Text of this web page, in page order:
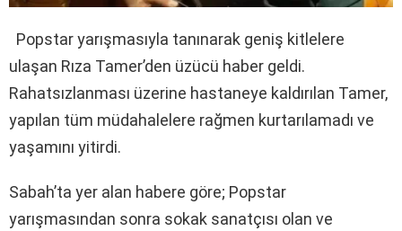
Popstar yarışmasıyla tanınarak geniş kitlelere
ulaşan Rıza Tamer’den üzücü haber geldi.
Rahatsızlanması üzerine hastaneye kaldırılan Tamer,
yapılan tüm müdahalelere rağmen kurtarılamadı ve
yaşamını yitirdi.
Sabah’ta yer alan habere göre; Popstar
yarışmasından sonra sokak sanatçısı olan ve